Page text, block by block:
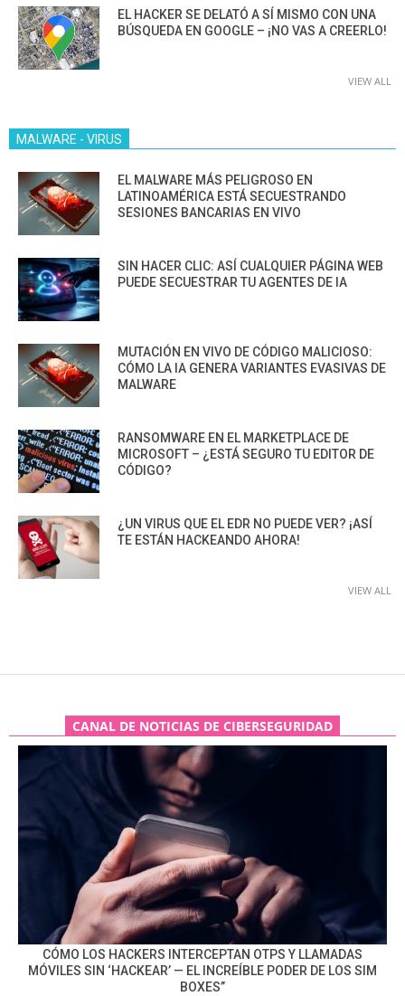
EL HACKER SE DELATÓ A SÍ MISMO CON UNA
BÚSQUEDA EN GOOGLE – ¡NO VAS A CREERLO!
VIEW ALL
MALWARE - VIRUS
EL MALWARE MÁS PELIGROSO EN
LATINOAMÉRICA ESTÁ SECUESTRANDO
SESIONES BANCARIAS EN VIVO
SIN HACER CLIC: ASÍ CUALQUIER PÁGINA WEB
PUEDE SECUESTRAR TU AGENTES DE IA
MUTACIÓN EN VIVO DE CÓDIGO MALICIOSO:
CÓMO LA IA GENERA VARIANTES EVASIVAS DE
MALWARE
RANSOMWARE EN EL MARKETPLACE DE
MICROSOFT – ¿ESTÁ SEGURO TU EDITOR DE
CÓDIGO?
¿UN VIRUS QUE EL EDR NO PUEDE VER? ¡ASÍ
TE ESTÁN HACKEANDO AHORA!
VIEW ALL
CANAL DE NOTICIAS DE CIBERSEGURIDAD
CÓMO LOS HACKERS INTERCEPTAN OTPS Y LLAMADAS
MÓVILES SIN ‘HACKEAR’ — EL INCREÍBLE PODER DE LOS SIM
BOXES”